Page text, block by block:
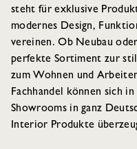
steht für exklusive
modernes Design,
vereinen. Ob Neubau
perfekte Sortiment zur
zum Wohnen und
Fachhandel können sich
Showrooms in ganz
Interior Produkte